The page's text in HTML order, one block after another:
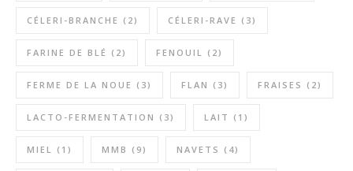
CÉLERI-BRANCHE (2) CÉLERI-RAVE (3)
FARINE DE BLÉ (2) FENOUIL (2)
FERME DE LA NOUE (3) FLAN (3) FRAISES (2)
LACTO-FERMENTATION (3) LAIT (1)
MIEL (1) MMB (9) NAVETS (4)